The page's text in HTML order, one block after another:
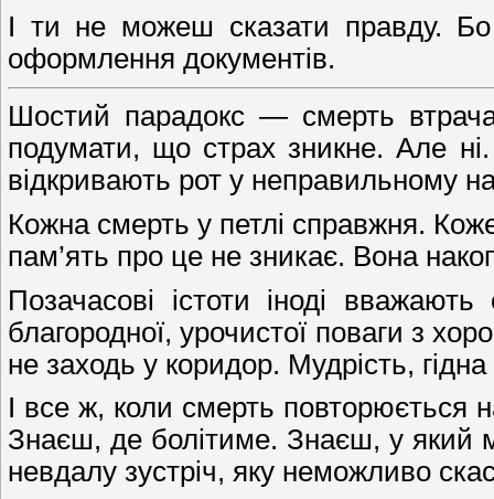
І ти не можеш сказати правду.
оформлення документів.
Шостий парадокс — смерть
подумати, що страх зникне. Але
відкривають рот у неправильному
Кожна смерть у петлі справжня.
пам’ять про це не зникає. Вона
Позачасові істоти іноді
благородної, урочистої поваги з
не заходь у коридор. Мудрість,
І все ж, коли смерть
Знаєш, де болітиме. Знаєш, у який
невдалу зустріч, яку неможливо